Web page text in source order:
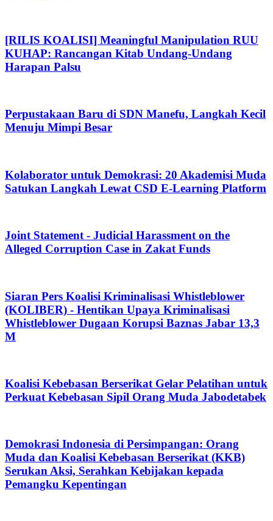
[RILIS KOALISI] Meaningful Manipulation RUU
KUHAP: Rancangan Kitab Undang-Undang
Harapan Palsu
Perpustakaan Baru di SDN Manefu, Langkah Kecil
Menuju Mimpi Besar
Kolaborator untuk Demokrasi: 20 Akademisi Muda
Satukan Langkah Lewat CSD E-Learning Platform
Joint Statement - Judicial Harassment on the
Alleged Corruption Case in Zakat Funds
Siaran Pers Koalisi Kriminalisasi Whistleblower
(KOLIBER) - Hentikan Upaya Kriminalisasi
Whistleblower Dugaan Korupsi Baznas Jabar 13,3
M
Koalisi Kebebasan Berserikat Gelar Pelatihan untuk
Perkuat Kebebasan Sipil Orang Muda Jabodetabek
Demokrasi Indonesia di Persimpangan: Orang
Muda dan Koalisi Kebebasan Berserikat (KKB)
Serukan Aksi, Serahkan Kebijakan kepada
Pemangku Kepentingan